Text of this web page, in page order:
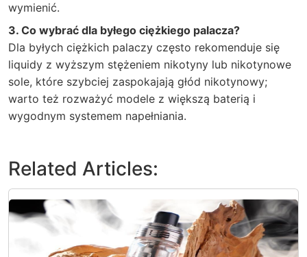
wymienić.
3. Co wybrać dla byłego ciężkiego palacza?
Dla byłych ciężkich palaczy często rekomenduje się
liquidy z wyższym stężeniem nikotyny lub nikotynowe
sole, które szybciej zaspokajają głód nikotynowy;
warto też rozważyć modele z większą baterią i
wygodnym systemem napełniania.
Related Articles: